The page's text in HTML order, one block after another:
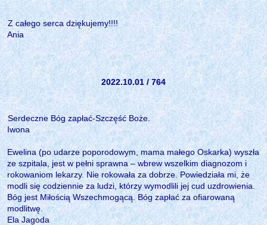
Z całego serca dziękujemy!!!!
Ania
2022.10.01 / 764
Serdeczne Bóg zapłać-Szczęść Boże.
Iwona
Ewelina (po udarze poporodowym, mama małego Oskarka) wyszła
ze szpitala, jest w pełni sprawna – wbrew wszelkim diagnozom i
rokowaniom lekarzy. Nie rokowała za dobrze. Powiedziała mi, że
modli się codziennie za ludzi, którzy wymodlili jej cud uzdrowienia.
Bóg jest Miłością Wszechmogącą. Bóg zapłać za ofiarowaną
modlitwę.
Ela Jagoda